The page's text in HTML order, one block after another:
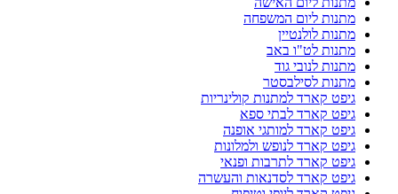
מתנות ליום המשפחה
מתנות לולנטיין
מתנות לט"ו באב
מתנות לנובי גוד
מתנות לסילבסטר
גיפט קארד למתנות קולינריות
גיפט קארד לבתי ספא
גיפט קארד למותגי אופנה
גיפט קארד לנופש ולמלונות
גיפט קארד לתרבות ופנאי
גיפט קארד לסדנאות והעשרה